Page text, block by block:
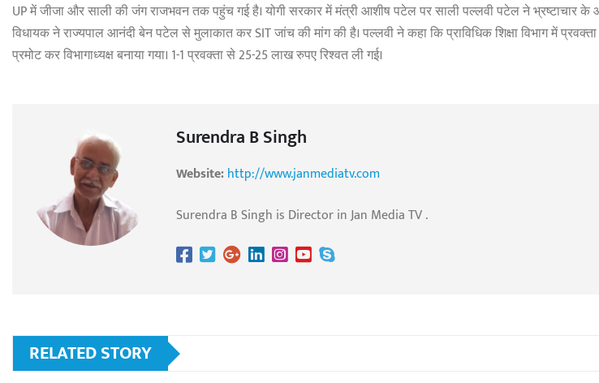
UP में जीजा और साली की जंग राजभवन तक पहुंच गई है। योगी सरकार में मंत्री आशीष पटेल पर साली पल्लवी पटेल ने भ्रष्टाचार के
विधायक ने राज्यपाल आनंदी बेन पटेल से मुलाकात कर SIT जांच की मांग की है। पल्लवी ने कहा कि प्राविधिक शिक्षा विभाग में
प्रमोट कर विभागाध्यक्ष बनाया गया। 1-1 प्रवक्ता से 25-25 लाख रुपए रिश्वत ली गई।
Surendra B Singh
Website:http://www.janmediatv.com
Surendra B Singh is Director in Jan Media TV .
RELATED STORY